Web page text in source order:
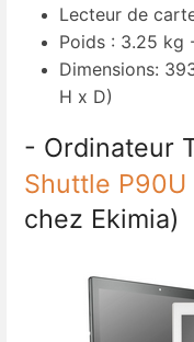
Lecteur de
Poids : 3.25 kg
Dimensions:
H x D)
- Ordinateur
Shuttle P90U
chez Ekimia)